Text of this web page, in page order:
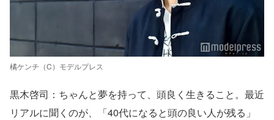
橘ケンチ（C）モデルプレス
黒木啓司：ちゃんと夢を持って、頭良く生きること。最近
リアルに聞くのが、「40代になると頭の良い人が残る」